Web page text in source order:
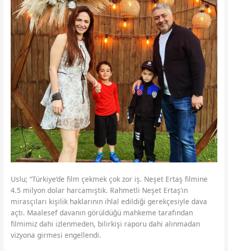
Uslu; “Türkiye’de film çekmek çok zor iş. Neşet Ertaş filmine
4.5 milyon dolar harcamıştık. Rahmetli Neşet Ertaş’ın
mirasçıları kişilik haklarının ihlal edildiği gerekçesiyle dava
açtı. Maalesef davanın görüldüğü mahkeme tarafından
filmimiz dahi izlenmeden, bilirkişi raporu dahi alınmadan
vizyona girmesi engellendi.